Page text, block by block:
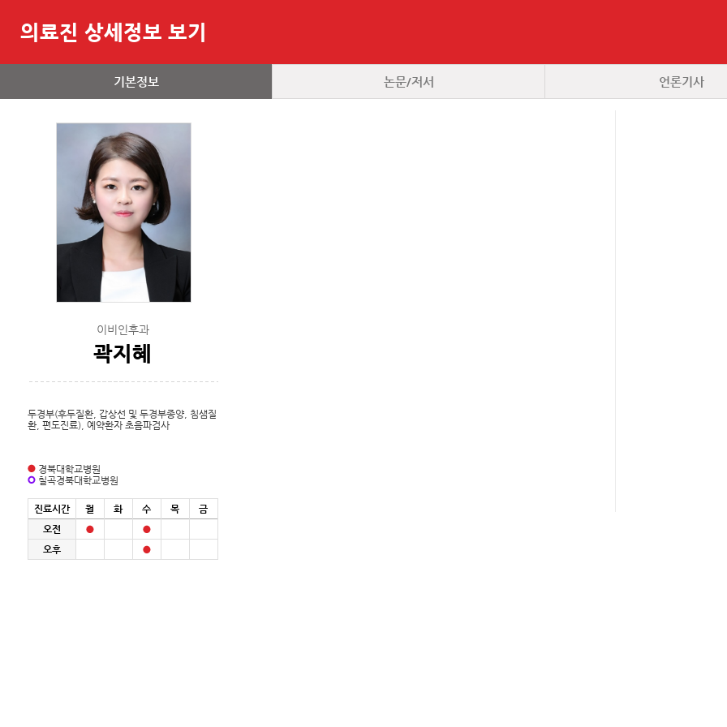
의료진 상세정보 보기
기본정보 논문/저서 언론기사
이비인후과
곽지혜
두경부(후두질환, 갑상선 및 두경부종양, 침샘질
환, 편도진료), 예약환자 초음파검사
경북대학교병원
칠곡경북대학교병원
진료시간 월 화 수 목
금
오전
오후